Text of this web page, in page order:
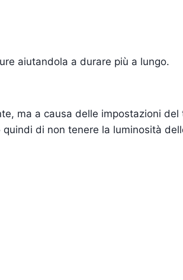
aiutandola a durare più a lungo.
ma a causa delle impostazioni del
di non tenere la luminosità